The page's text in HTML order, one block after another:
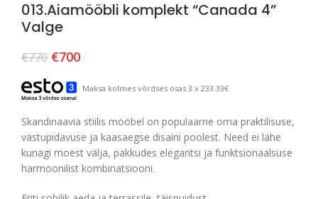
013.Aiamööbli komplekt “Canada 4”
Valge
€770 €700
Maksa kolmes võrdses osas 3 x 233.33€
Skandinaavia stiilis mööbel on populaarne oma praktilisuse,
vastupidavuse ja kaasaegse disaini poolest. Need ei lähe
kunagi moest välja, pakkudes elegantsi ja funktsionaalsuse
harmoonilist kombinatsiooni.